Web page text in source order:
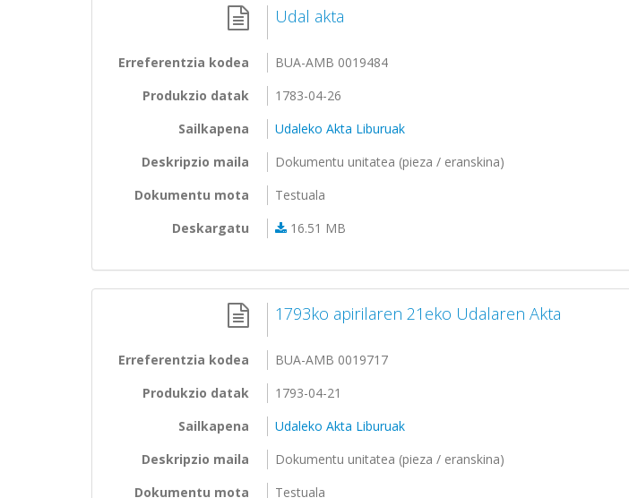
Udal akta
Erreferentzia kodea
BUA-AMB 0019484
Produkzio datak
1783-04-26
Sailkapena
Udaleko Akta Liburuak
Deskripzio maila
Dokumentu unitatea (pieza / eranskina)
Dokumentu mota
Testuala
Deskargatu
16.51 MB
1793ko apirilaren 21eko Udalaren Akta
Erreferentzia kodea
BUA-AMB 0019717
Produkzio datak
1793-04-21
Sailkapena
Udaleko Akta Liburuak
Deskripzio maila
Dokumentu unitatea (pieza / eranskina)
Dokumentu mota
Testuala